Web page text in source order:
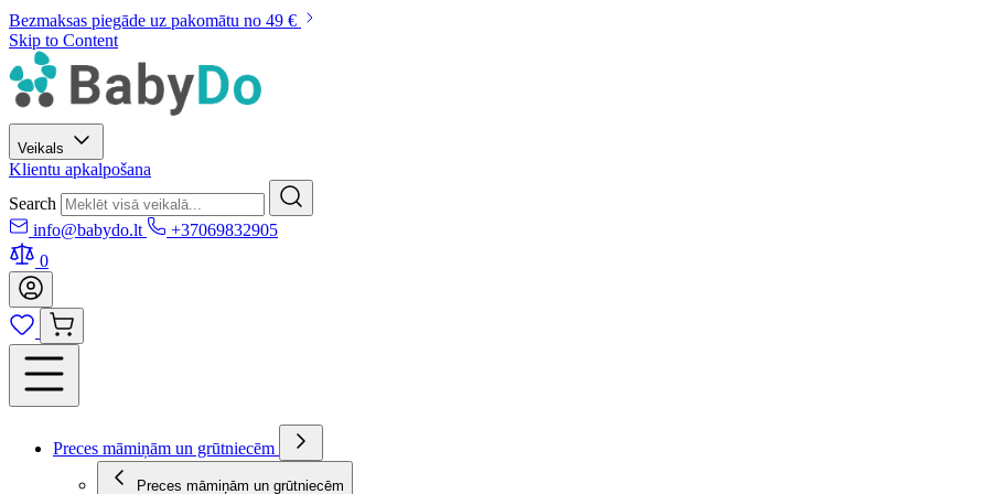
Bezmaksas piegāde uz pakomātu no 49 €
Skip to Content
Veikals
Klientu apkalpošana
Search
info@babydo.lt
+37069832905
0
Preces māmiņām un grūtniecēm
Preces māmiņām un grūtniecēm